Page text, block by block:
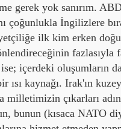
gerek yok sanırım.
çoğunlukla İngilizlere
ilk kim erken
fazlasıyla
içerdeki oluşumların
ısı kaynağı. Irak'ın
milletimizin çıkarları
bunun (kısaca NATO